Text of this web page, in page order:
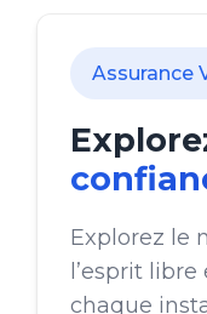
Assurance
Explorez le
l’esprit
chaque